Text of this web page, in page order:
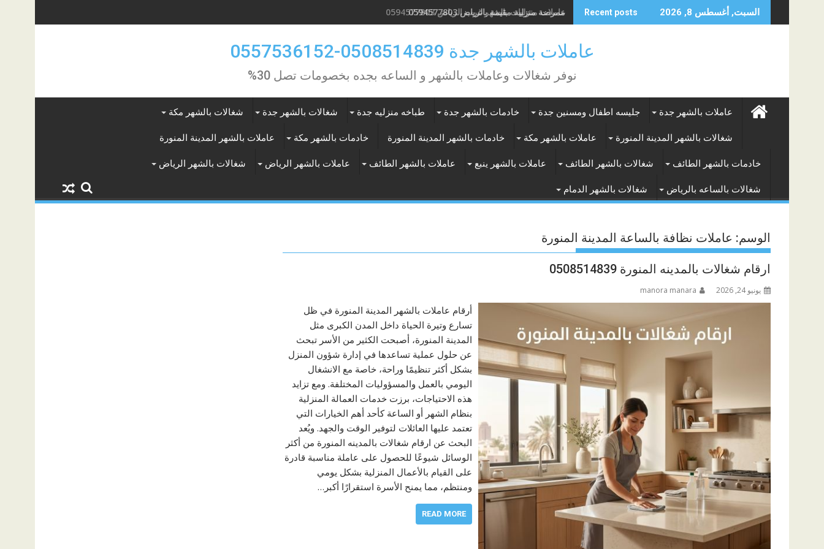
to
السبت, أغسطس 8, 2026 Recent posts عاملات منزليات بالشهر غرب الرياض 0594577803
عاملات بالشهر جدة 0508514839-0557536152
نوفر شغالات وعاملات بالشهر و الساعه بجده بخصومات تصل 30%
عاملات بالشهر جدة جليسه اطفال ومسنين جدة خادمات بالشهر جدة طباخه منزليه جدة شغالات بالشهر جدة شغالات بالشهر مكة
شغالات بالشهر المدينة المنورة عاملات بالشهر مكة خادمات بالشهر المدينة المنورة خادمات بالشهر مكة عاملات بالشهر المدينة المنورة
خادمات بالشهر الطائف شغالات بالشهر الطائف عاملات بالشهر ينبع عاملات بالشهر الطائف عاملات بالشهر الرياض شغالات بالشهر الرياض
شغالات بالساعه بالرياض شغالات بالشهر الدمام
الوسم: عاملات نظافة بالساعة المدينة المنورة
ارقام شغالات بالمدينه المنورة 0508514839
يونيو 24, 2026 manora manara
أرقام عاملات بالشهر المدينة المنورة في ظل
تسارع وتيرة الحياة داخل المدن الكبرى مثل
المدينة المنورة، أصبحت الكثير من الأسر تبحث
عن حلول عملية تساعدها في إدارة شؤون المنزل
بشكل أكثر تنظيمًا وراحة، خاصة مع الانشغال
اليومي بالعمل والمسؤوليات المختلفة. ومع تزايد
هذه الاحتياجات، برزت خدمات العمالة المنزلية
بنظام الشهر أو الساعة كأحد أهم الخيارات التي
تعتمد عليها العائلات لتوفير الوقت والجهد. ويُعد
البحث عن ارقام شغالات بالمدينه المنورة من أكثر
الوسائل شيوعًا للحصول على عاملة مناسبة قادرة
على القيام بالأعمال المنزلية بشكل يومي
ومنتظم، مما يمنح الأسرة استقرارًا أكبر…
READ MORE